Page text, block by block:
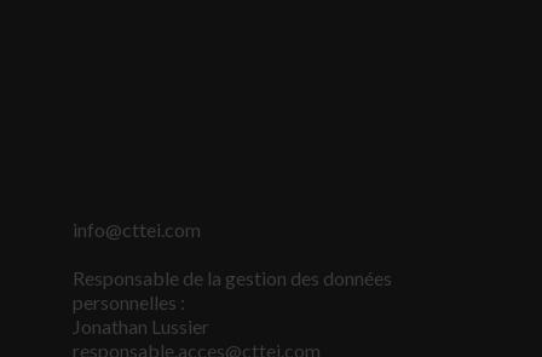
info@cttei.com
Responsable de la gestion des données
personnelles :
Jonathan Lussier
responsable.acces@cttei.com